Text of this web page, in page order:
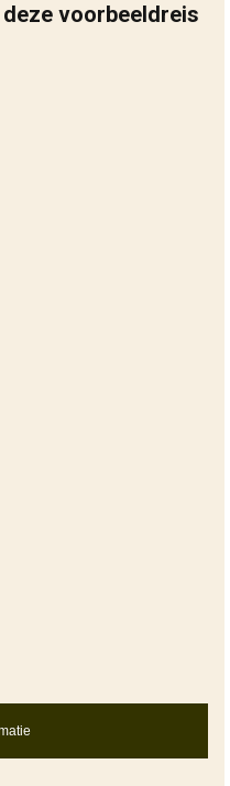
voorbeeldreis